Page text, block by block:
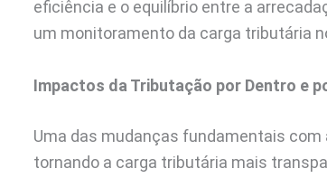
eficiência e o equilíbrio entre a
um monitoramento da carga tributária
Impactos da Tributação por Dentro e
Uma das mudanças fundamentais com
tornando a carga tributária mais